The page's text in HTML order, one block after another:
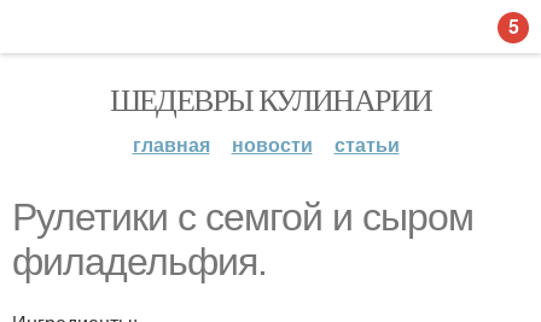
ШЕДЕВРЫ КУЛИНАРИИ
главная новости статьи
Рулетики с семгой и сыром
филадельфия.
5